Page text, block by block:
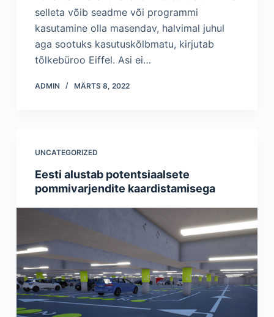
selleta võib seadme või programmi
kasutamine olla masendav, halvimal juhul
aga sootuks kasutuskõlbmatu, kirjutab
tõlkebüroo Eiffel. Asi ei…
ADMIN MÄRTS 8, 2022
UNCATEGORIZED
Eesti alustab potentsiaalsete
pommivarjendite kaardistamisega